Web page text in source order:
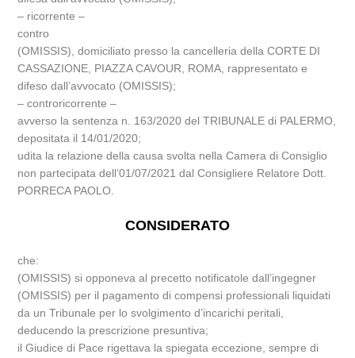
– ricorrente –
contro
(OMISSIS), domiciliato presso la cancelleria della CORTE DI
CASSAZIONE, PIAZZA CAVOUR, ROMA, rappresentato e
difeso dall’avvocato (OMISSIS);
– controricorrente –
avverso la sentenza n. 163/2020 del TRIBUNALE di PALERMO,
depositata il 14/01/2020;
udita la relazione della causa svolta nella Camera di Consiglio
non partecipata dell’01/07/2021 dal Consigliere Relatore Dott.
PORRECA PAOLO.
CONSIDERATO
che:
(OMISSIS) si opponeva al precetto notificatole dall’ingegner
(OMISSIS) per il pagamento di compensi professionali liquidati
da un Tribunale per lo svolgimento d’incarichi peritali,
deducendo la prescrizione presuntiva;
il Giudice di Pace rigettava la spiegata eccezione, sempre di